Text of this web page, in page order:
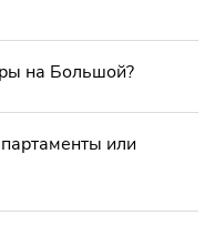
на Большой?
или